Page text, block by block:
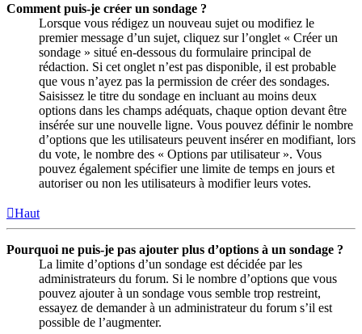
Comment puis-je créer un sondage ?
Lorsque vous rédigez un nouveau sujet ou modifiez le
premier message d’un sujet, cliquez sur l’onglet « Créer un
sondage » situé en-dessous du formulaire principal de
rédaction. Si cet onglet n’est pas disponible, il est probable
que vous n’ayez pas la permission de créer des sondages.
Saisissez le titre du sondage en incluant au moins deux
options dans les champs adéquats, chaque option devant être
insérée sur une nouvelle ligne. Vous pouvez définir le nombre
d’options que les utilisateurs peuvent insérer en modifiant, lors
du vote, le nombre des « Options par utilisateur ». Vous
pouvez également spécifier une limite de temps en jours et
autoriser ou non les utilisateurs à modifier leurs votes.
Haut
Pourquoi ne puis-je pas ajouter plus d’options à un sondage ?
La limite d’options d’un sondage est décidée par les
administrateurs du forum. Si le nombre d’options que vous
pouvez ajouter à un sondage vous semble trop restreint,
essayez de demander à un administrateur du forum s’il est
possible de l’augmenter.